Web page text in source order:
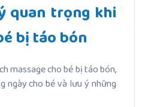
quan trọng khi
bị táo bón
massage cho bé bị táo bón,
ngày cho bé và lưu ý những